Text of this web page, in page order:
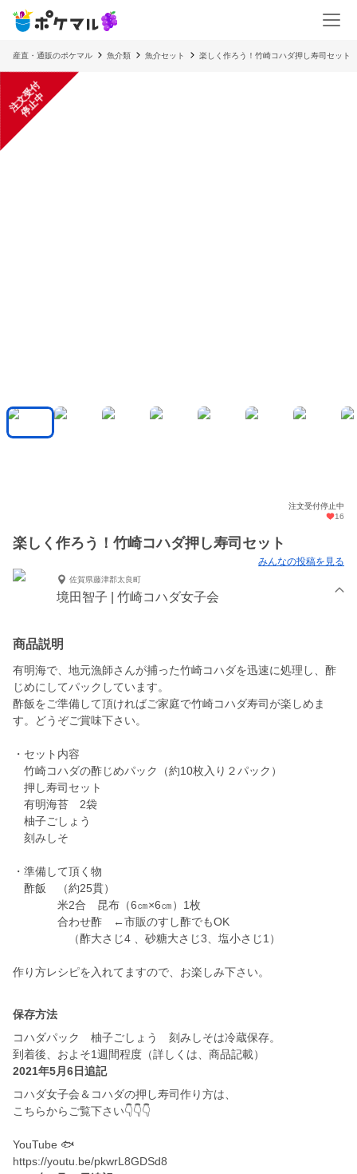
産直・通販のポケマル 魚介類 魚介セット 楽しく作ろう！竹崎コハダ押し寿司セット
注
文
受
付
停
止
中
注文受付停止中
16
楽しく作ろう！竹崎コハダ押し寿司セット
みんなの投稿を見る
佐賀県藤津郡太良町
境田智子 | 竹崎コハダ女子会
商品説明
有明海で、地元漁師さんが捕った竹崎コハダを迅速に処理し、酢
じめにしてパックしています。
酢飯をご準備して頂ければご家庭で竹崎コハダ寿司が楽しめま
す。どうぞご賞味下さい。
・セット内容
竹崎コハダの酢じめパック（約10枚入り２パック）
押し寿司セット
有明海苔 2袋
柚子ごしょう
刻みしそ
・準備して頂く物
酢飯 （約25貫）
米2合 昆布（6㎝×6㎝）1枚
合わせ酢 ←市販のすし酢でもOK
（酢大さじ4 、砂糖大さじ3、塩小さじ1）
保存方法
コハダパック 柚子ごしょう 刻みしそは冷蔵保存。
到着後、およそ1週間程度（詳しくは、商品記載）
2021年5月6日追記
コハダ女子会＆コハダの押し寿司作り方は、
こちらからご覧下さい👇👇👇
YouTube 🐟
https://youtu.be/pkwrL8GDSd8